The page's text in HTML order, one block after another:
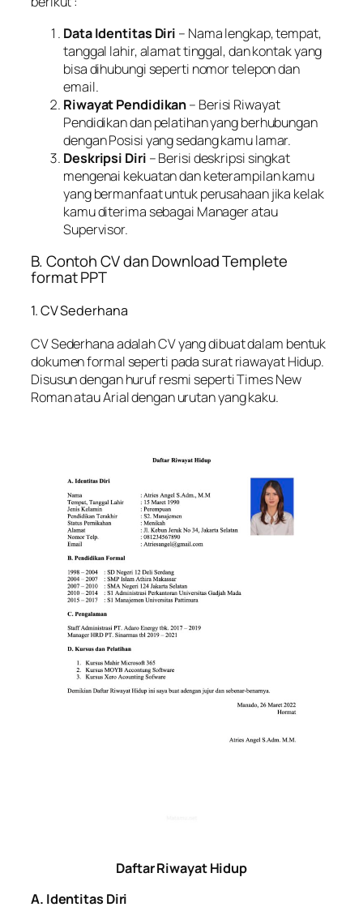
Data Identitas Diri – Nama lengkap, tempat,
tanggal lahir, alamat tinggal, dan kontak yang
bisa dihubungi seperti nomor telepon dan
email.
Riwayat Pendidikan– Berisi Riwayat
Pendidikan dan pelatihan yang berhubungan
dengan Posisi yang sedang kamu lamar.
Deskripsi Diri – Berisi deskripsi singkat
mengenai kekuatan dan keterampilan kamu
yang bermanfaat untuk perusahaan jika kelak
kamu diterima sebagai Manager atau
Supervisor.
B. Contoh CV dan Download Templete
format PPT
1. CV Sederhana
CV Sederhana adalah CV yang dibuat dalam bentuk
dokumen formal seperti pada surat riawayat Hidup.
Disusun dengan huruf resmi seperti Times New
Roman atau Arial dengan urutan yang kaku.
Daftar Riwayat Hidup
A. Identitas Diri